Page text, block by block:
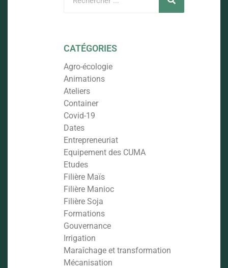
CATÉGORIES
Agro-écologie
Animations
Ateliers
Container
Covid-19
Dates
Entrepreneuriat
Equipement des CUMA
Etudes
Filière Maïs
Filière Manioc
Filière Soja
Formations
Gouvernance
Irrigation
Maraîchage et transformation
Mécanisation